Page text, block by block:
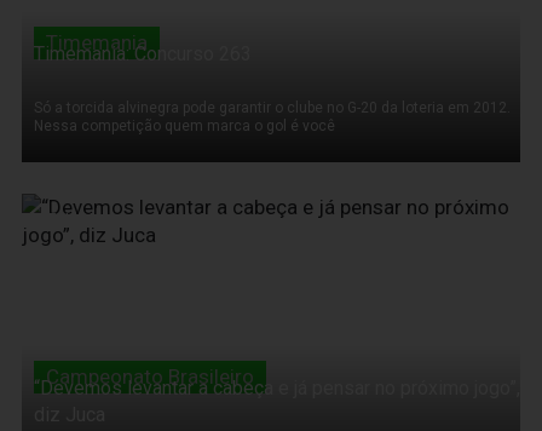
Timemania
Timemania: Concurso 263
Só a torcida alvinegra pode garantir o clube no G-20 da loteria em 2012.
Nessa competição quem marca o gol é você
17 de Novembro de 2011
Campeonato Brasileiro
“Devemos levantar a cabeça e já pensar no próximo jogo”,